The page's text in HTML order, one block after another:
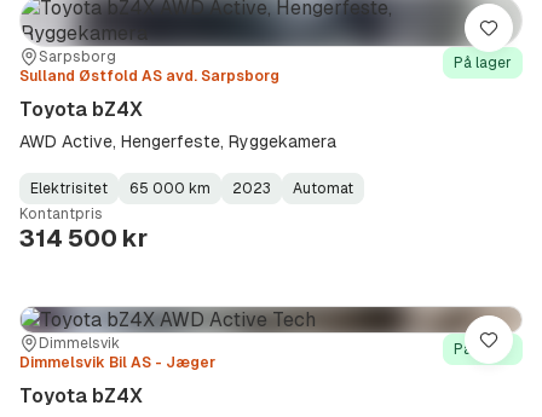
Sted:
Sarpsborg
Forhandler:
Sulland Østfold AS avd. Sarpsborg
På lager
Toyota bZ4X
AWD Active, Hengerfeste, Ryggekamera
Fuel
Type:
Elektrisitet
Kilometerstand:
65 000 km
Model
Year:
2023
Gearbox
Type:
Automat
Kontantpris
314 500 kr
Lagre
Sted:Dimmelsvik
Forhandler:
Dimmelsvik Bil AS - Jæger
På lager
Toyota bZ4X
Lagre